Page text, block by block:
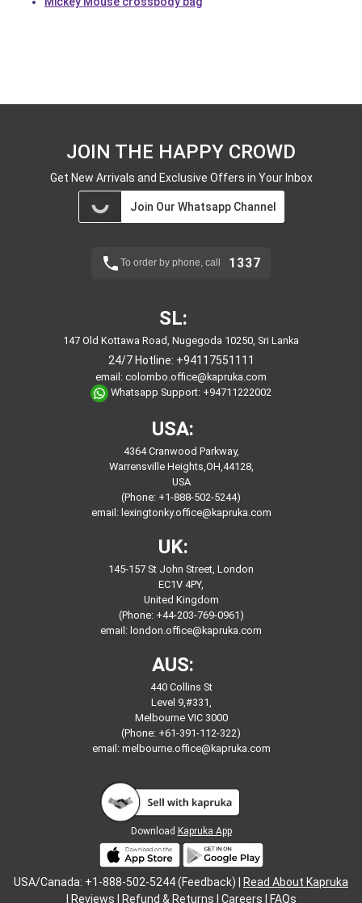
JOIN THE HAPPY CROWD
Get New Arrivals and Exclusive Offers in Your Inbox
Join Our Whatsapp Channel
To order by phone, call 1337
SL:
147 Old Kottawa Road, Nugegoda 10250, Sri Lanka
24/7 Hotline: +94117551111
email: colombo.office@kapruka.com
Whatsapp Support: +94711222002
USA:
4364 Cranwood Parkway,
Warrensville Heights,OH,44128,
USA
(Phone: +1-888-502-5244)
email: lexingtonky.office@kapruka.com
UK:
145-157 St John Street, London
EC1V 4PY,
United Kingdom
(Phone: +44-203-769-0961)
email: london.office@kapruka.com
AUS:
440 Collins St
Level 9,#331,
Melbourne VIC 3000
(Phone: +61-391-112-322)
email: melbourne.office@kapruka.com
Download Kapruka App
USA/Canada: +1-888-502-5244 (Feedback) |
Read About Kapruka
Reviews Refund & Returns Careers FAQs